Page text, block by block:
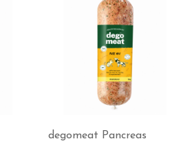
degomeat Pancreas